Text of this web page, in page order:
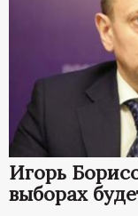
Игорь
выборах